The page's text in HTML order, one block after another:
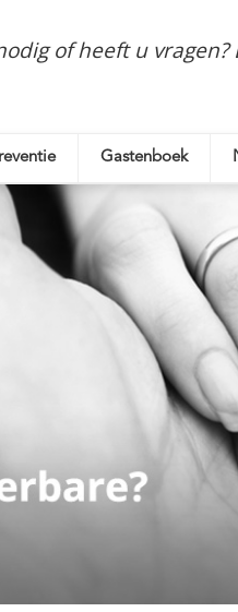
of heeft u
Gastenboek